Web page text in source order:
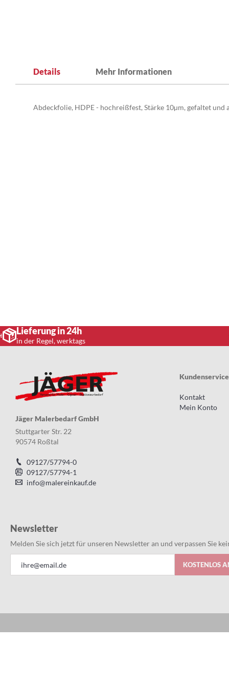
Bildergalerie
Details
Abdeckfolie, HDPE - hochreißfest, Stärke 10µm, gefaltet und
Mehr Informationen
Lieferung in 24h
in der Regel, werktags
Jäger Malerbedarf GmbH
Stuttgarter Str. 22
90574 Roßtal
09127/57794-0
09127/57794-1
info@malereinkauf.de
Kundenservice
Kontakt
Mein Konto
Newsletter
Melden Sie sich jetzt für unseren Newsletter an und verpassen Sie
zum
KOSTENLOS